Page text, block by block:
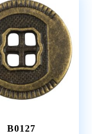
B0127